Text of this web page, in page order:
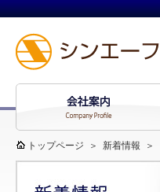
トップページ ＞ 新着情報 ＞